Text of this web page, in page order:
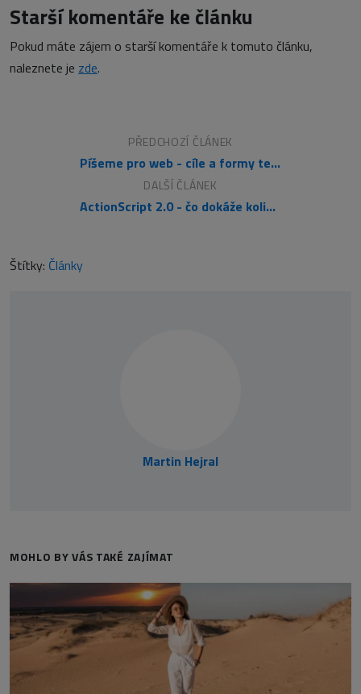
Starší komentáře ke článku
Pokud máte zájem o starší komentáře k tomuto článku,
naleznete je zde.
PŘEDCHOZÍ ČLÁNEK
Píšeme pro web - cíle a formy textu na webu
DALŠÍ ČLÁNEK
ActionScript 2.0 - čo dokáže koliesko myši
Štítky: Články
Martin Hejral
MOHLO BY VÁS TAKÉ ZAJÍMAT